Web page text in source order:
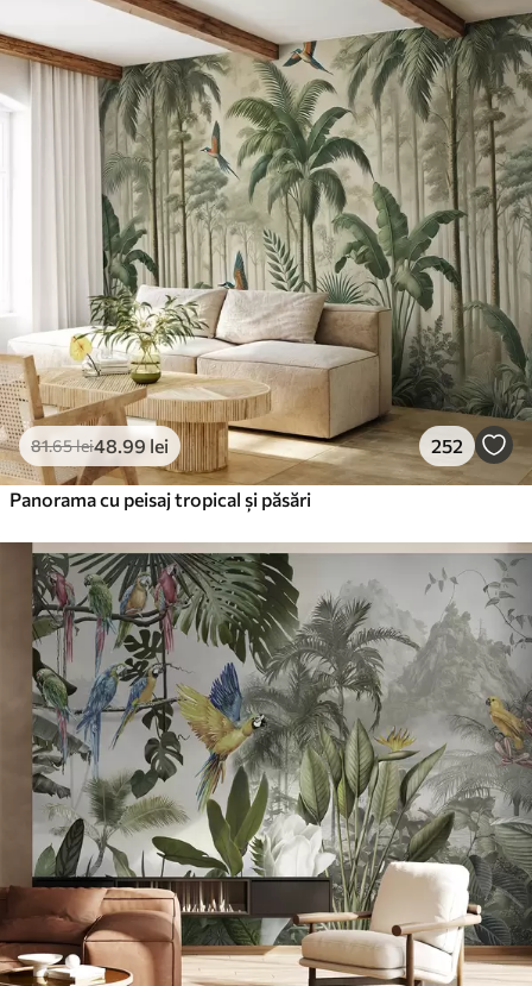
81.65lei48.99 lei 252
Panorama cu peisaj tropical și păsări